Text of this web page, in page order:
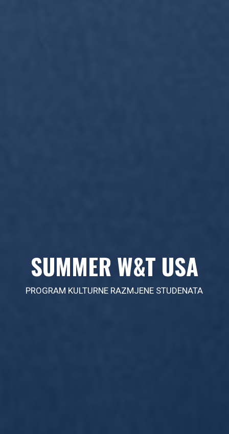
SUMMER W&T USA
PROGRAM KULTURNE RAZMJENE STUDENATA